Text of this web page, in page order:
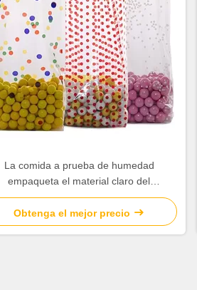
La comida a prueba de humedad
empaqueta el material claro del
polipropileno del violoncelo para el
caramelo duro
Obtenga el mejor precio